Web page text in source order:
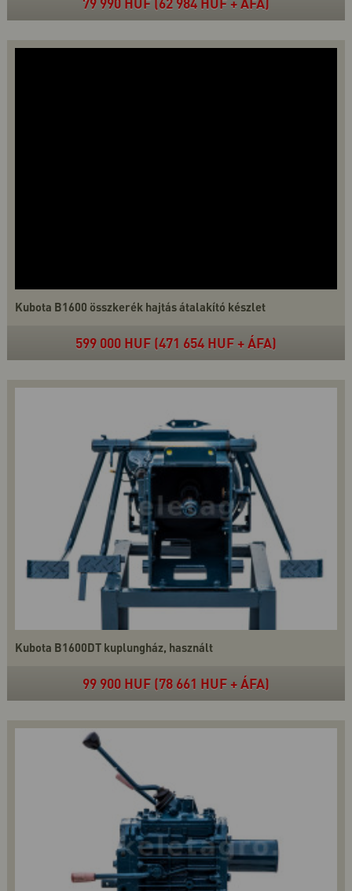
Kubota B1600 összkerék hajtás átalakító készlet
599 000 HUF (471 654 HUF + ÁFA)
Kubota B1600DT kuplungház, használt
99 900 HUF (78 661 HUF + ÁFA)